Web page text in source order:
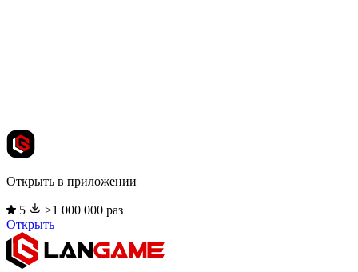
Открыть в приложении
5
>1 000 000 раз
Открыть